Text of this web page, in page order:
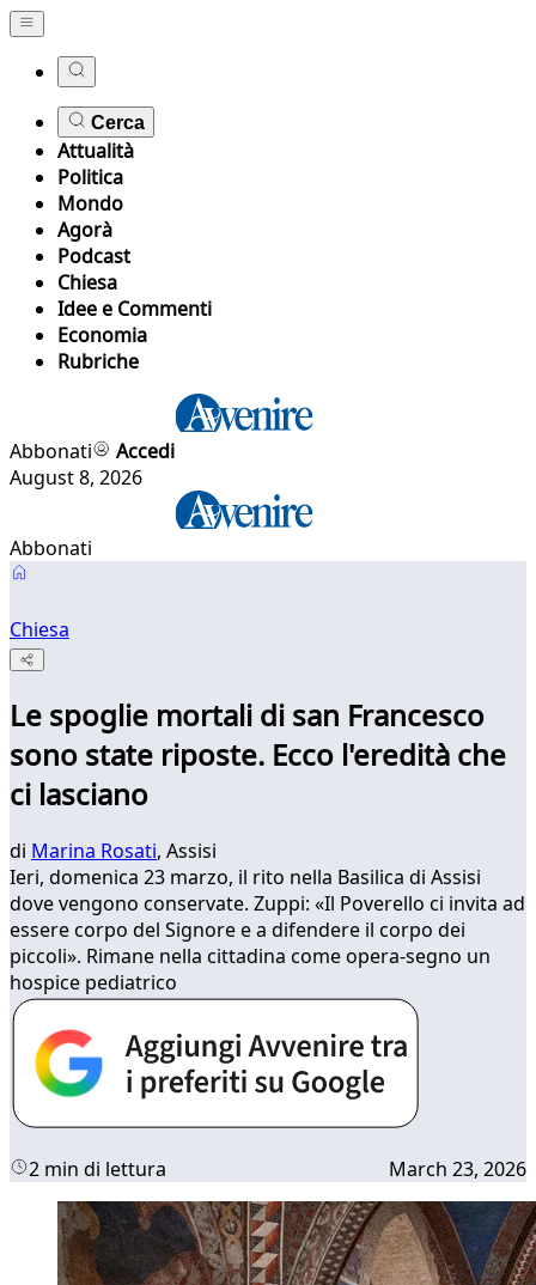
Cerca
Attualità
Politica
Mondo
Agorà
Podcast
Chiesa
Idee e Commenti
Economia
Rubriche
Abbonati
Accedi
August 8, 2026
Abbonati
Chiesa
Le spoglie mortali di san Francesco
sono state riposte. Ecco l'eredità che
ci lasciano
di Marina Rosati, Assisi
Ieri, domenica 23 marzo, il rito nella Basilica di Assisi
dove vengono conservate. Zuppi: «Il Poverello ci invita ad
essere corpo del Signore e a difendere il corpo dei
piccoli». Rimane nella cittadina come opera-segno un
hospice pediatrico
2 min di lettura March 23, 2026